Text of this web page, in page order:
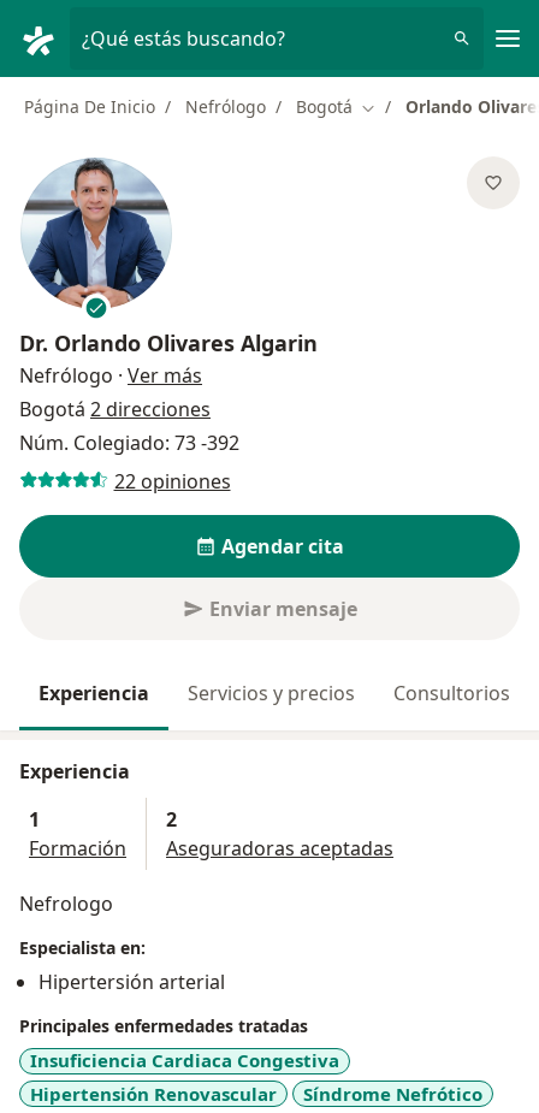
¿Qué estás buscando?
Página De Inicio Nefrólogo Bogotá Cambiar de ciudad
Orlando
Dr. Orlando Olivares Algarin
Nefrólogo · Ver más
Bogotá 2 direcciones
Núm. Colegiado: 73 -392
22 opiniones
Agendar cita
Enviar mensaje
Experiencia Servicios y precios Consultorios
Experiencia
1
Formación
2
Aseguradoras aceptadas
Nefrologo
Especialista en:
Hipertersión arterial
Principales enfermedades tratadas
Insuficiencia Cardiaca Congestiva
Hipertensión Renovascular
Síndrome Nefrótico